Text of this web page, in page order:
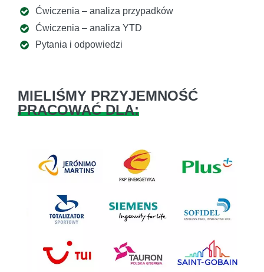
Ćwiczenia – analiza przypadków
Ćwiczenia – analiza YTD
Pytania i odpowiedzi
MIELIŚMY PRZYJEMNOŚĆ
PRACOWAĆ DLA: